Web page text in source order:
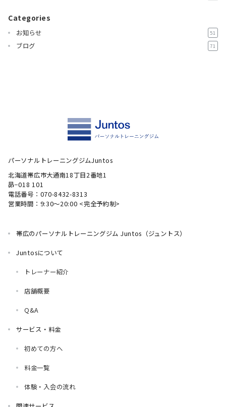
Categories
お知らせ 51
ブログ 71
パーソナルトレーニングジムJuntos
北海道帯広市大通南18丁目2番地1
昴−018 101
電話番号：070-8432-8313
営業時間：9:30～20:00 <完全予約制>
帯広のパーソナルトレーニングジム Juntos（ジュントス）
Juntosについて
トレーナー紹介
店舗概要
Q&A
サービス・料金
初めての方へ
料金一覧
体験・入会の流れ